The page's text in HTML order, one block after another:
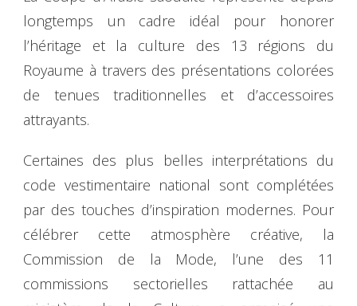
longtemps un cadre idéal pour honorer
l’héritage et la culture des 13 régions du
Royaume à travers des présentations colorées
de tenues traditionnelles et d’accessoires
attrayants.
Certaines des plus belles interprétations du
code vestimentaire national sont complétées
par des touches d’inspiration modernes. Pour
célébrer cette atmosphère créative, la
Commission de la Mode, l’une des 11
commissions sectorielles rattachée au